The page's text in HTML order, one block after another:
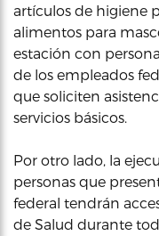
artículos de higiene
alimentos para
estación con
de los empleados
que soliciten
servicios básicos.
Por otro lado, la
personas que
federal tendrán
de Salud durante